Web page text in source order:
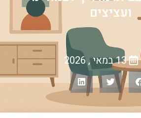
ועציצים
13 במאי , 2026